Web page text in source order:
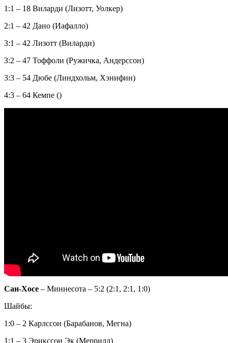
1:1 – 18 Виларди (Лизотт, Уолкер)
2:1 – 42 Дано (Иафалло)
3:1 – 42 Лизотт (Виларди)
3:2 – 47 Тоффоли (Ружичка, Андерссон)
3:3 – 54 Дюбе (Линдхольм, Хэнифин)
4:3 – 64 Кемпе ()
Сан-Хосе – Миннесота – 5:2 (2:1, 2:1, 1:0)
Шайбы:
1:0 – 2 Карлссон (Барабанов, Мегна)
1:1 – 3 Эрикссон Эк (Меррилл)